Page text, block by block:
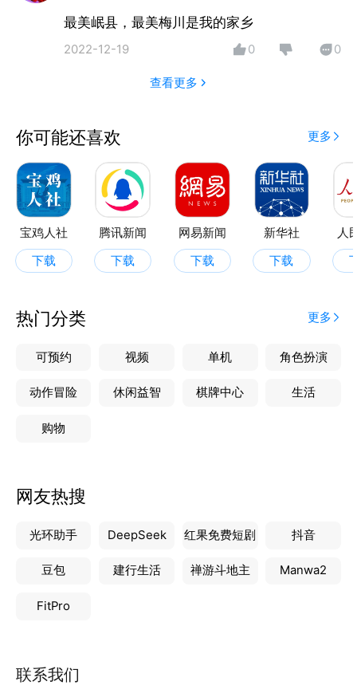
最美岷县，最美梅川是我的家乡
2022-12-19 0 0
查看更多
你可能还喜欢 更多
宝鸡人社
下载
腾讯新闻
下载
网易新闻
下载
新华社
下载
人
热门分类 更多
可预约 视频 单机 角色扮演
动作冒险 休闲益智 棋牌中心 生活
购物
网友热搜
光环助手 DeepSeek 红果免费短剧 抖音
豆包 建行生活 禅游斗地主 Manwa2
FitPro
联系我们